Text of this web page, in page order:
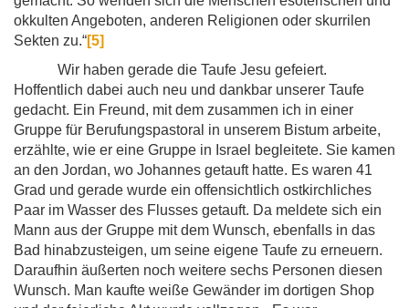
okkulten Angeboten, anderen Religionen oder skurrilen
Sekten zu.“[5]
Wir haben gerade die Taufe Jesu gefeiert.
Hoffentlich dabei auch neu und dankbar unserer Taufe
gedacht. Ein Freund, mit dem zusammen ich in einer
Gruppe für Berufungspastoral in unserem Bistum arbeite,
erzählte, wie er eine Gruppe in Israel begleitete. Sie kamen
an den Jordan, wo Johannes getauft hatte. Es waren 41
Grad und gerade wurde ein offensichtlich ostkirchliches
Paar im Wasser des Flusses getauft. Da meldete sich ein
Mann aus der Gruppe mit dem Wunsch, ebenfalls in das
Bad hinabzusteigen, um seine eigene Taufe zu erneuern.
Daraufhin äußerten noch weitere sechs Personen diesen
Wunsch. Man kaufte weiße Gewänder im dortigen Shop